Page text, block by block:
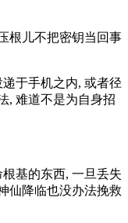
根儿不把密钥当回事
于手机之内, 或者径
, 难道不是为自身招
基的东西, 一旦丢失
仙降临也没办法挽救